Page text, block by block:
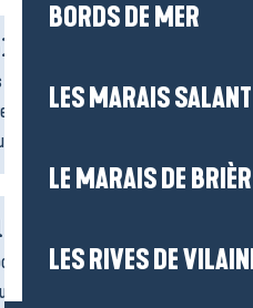
BORDS DE MER
LES MARAIS
LE MARAIS DE
LES RIVES DE
La Baule-Presqu’île
accessibles aux
de mer aux...
de l’océan ? La Baule-
centres de